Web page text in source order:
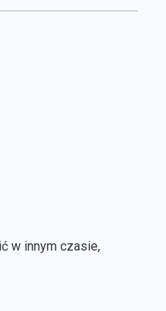
w innym czasie,